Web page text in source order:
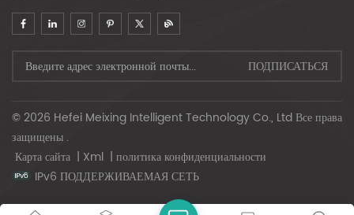
© 2026 Hefei Meixing Intelligent Technology Co., Ltd Все права
защищены .
Карта сайта | Xml | политика конфиденциальности
IPv6 ПОДДЕРЖИВАЕМАЯ СЕТЬ